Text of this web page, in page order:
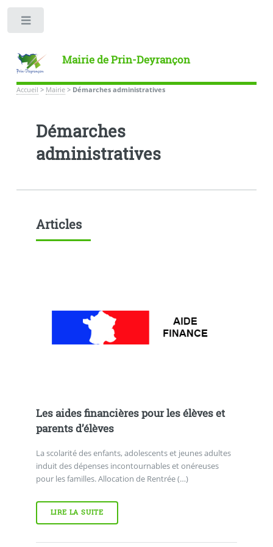
Mairie de Prin-Deyrançon
Accueil > Mairie> Démarches administratives
Démarches
administratives
Articles
Les aides financières pour les élèves et
parents d’élèves
La scolarité des enfants, adolescents et jeunes adultes
induit des dépenses incontournables et onéreuses
pour les familles. Allocation de Rentrée (…)
LIRE LA SUITE